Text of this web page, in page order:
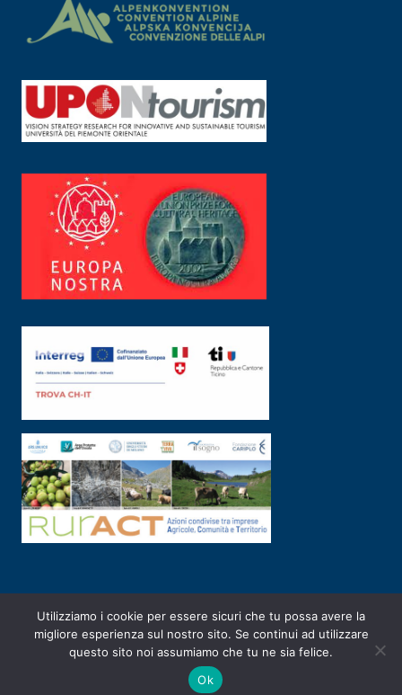
PRIVACY POLICY|2003-2026 ©ARSUNIVCO|Designed byE-SERV
Utilizziamo i cookie per essere sicuri che tu possa avere la
migliore esperienza sul nostro sito. Se continui ad utilizzare
questo sito noi assumiamo che tu ne sia felice.
Ok